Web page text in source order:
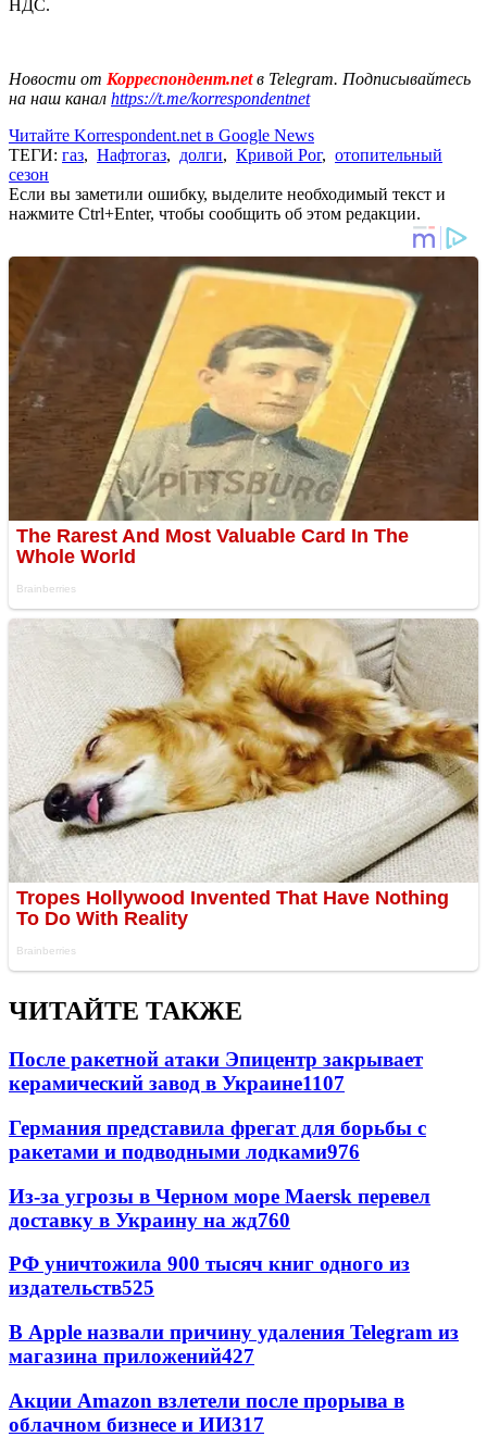
НДС.
Новости от Корреспондент.netв Telegram. Подписывайтесь
на наш канал https://t.me/korrespondentnet
Читайте Korrespondent.net в Google News
ТЕГИ: газ, Нафтогаз, долги, Кривой Рог, отопительный
сезон
Если вы заметили ошибку, выделите необходимый текст и
нажмите Ctrl+Enter, чтобы сообщить об этом редакции.
ЧИТАЙТЕ ТАКЖЕ
После ракетной атаки Эпицентр закрывает
керамический завод в Украине1107
Германия представила фрегат для борьбы с
ракетами и подводными лодками976
Из-за угрозы в Черном море Maersk перевел
доставку в Украину на жд760
РФ уничтожила 900 тысяч книг одного из
издательств525
В Apple назвали причину удаления Telegram из
магазина приложений427
Акции Amazon взлетели после прорыва в
облачном бизнесе и ИИ317